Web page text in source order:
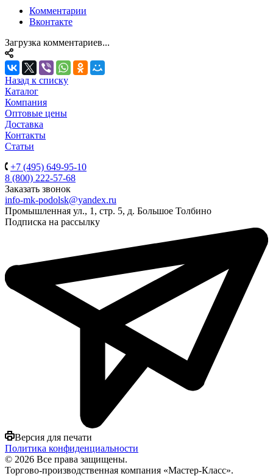
Комментарии
Вконтакте
Загрузка комментариев...
Назад к списку
Каталог
Компания
Оптовые цены
Доставка
Контакты
Статьи
+7 (495) 649-95-10
8 (800) 222-57-68
Заказать звонок
info-mk-podolsk@yandex.ru
Промышленная ул., 1, стр. 5, д. Большое Толбино
Подписка на рассылку
Версия для печати
Политика конфиденциальности
© 2026 Все права защищены.
Торгово-производственная компания «Мастер-Класс».